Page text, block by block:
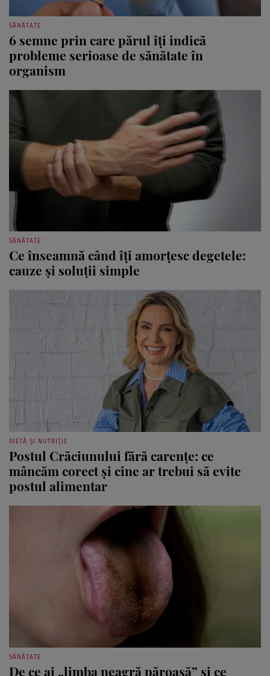
SĂNĂTATE
6 semne prin care părul îți indică
probleme serioase de sănătate în
organism
SĂNĂTATE
Ce înseamnă când îți amorțesc degetele:
cauze și soluții simple
DIETĂ ȘI NUTRIȚIE
Postul Crăciunului fără carențe: ce
mâncăm corect și cine ar trebui să evite
postul alimentar
SĂNĂTATE
De ce ai „limba neagră păroasă” și ce